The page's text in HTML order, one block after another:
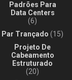
Padrões Para
Data Centers
(6)
Par Trançado (15)
Projeto De
Cabeamento
Estruturado
(20)